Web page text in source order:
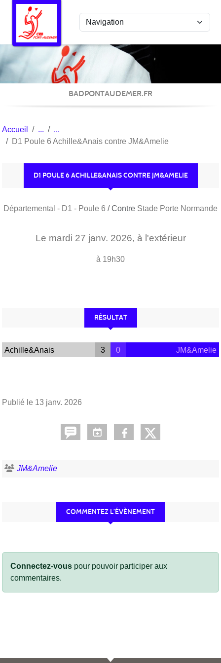
BADPONTAUDEMER.FR
Accueil
D1 Poule 6 Achille&Anais contre JM&Amelie
D1 POULE 6 ACHILLE&ANAIS CONTRE JM&AMELIE
Départemental - D1 - Poule 6 / Contre Stade Porte Normande
Le mardi 27 janv. 2026, à l'extérieur
à 19h30
RÉSULTAT
Achille&Anais 3 0 JM&Amelie
Publié le 13 janv. 2026
JM&Amelie
COMMENTEZ L’ÉVÈNEMENT
Connectez-vous pour pouvoir participer aux
commentaires.
Panneau de gestion des cookies